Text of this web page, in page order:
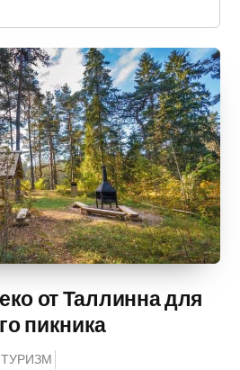
от Таллинна для
пикника
ТУРИЗМ